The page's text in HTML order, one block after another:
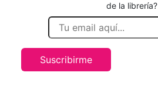
de la librería?
Suscribirme